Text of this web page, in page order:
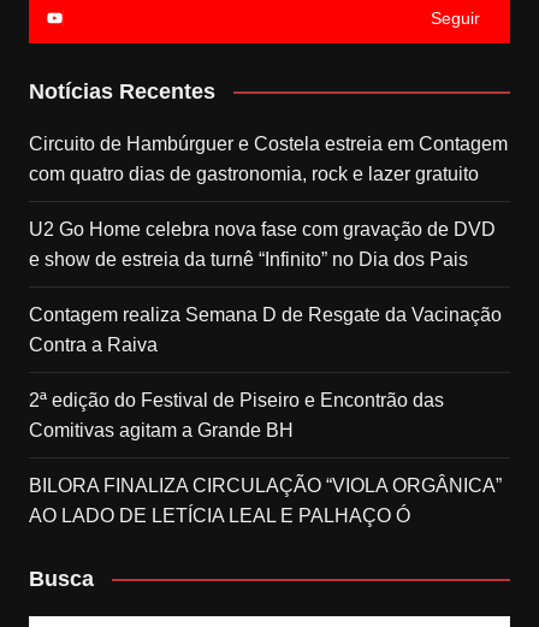
Seguir
Notícias Recentes
Circuito de Hambúrguer e Costela estreia em Contagem
com quatro dias de gastronomia, rock e lazer gratuito
U2 Go Home celebra nova fase com gravação de DVD
e show de estreia da turnê “Infinito” no Dia dos Pais
Contagem realiza Semana D de Resgate da Vacinação
Contra a Raiva
2ª edição do Festival de Piseiro e Encontrão das
Comitivas agitam a Grande BH
BILORA FINALIZA CIRCULAÇÃO “VIOLA ORGÂNICA”
AO LADO DE LETÍCIA LEAL E PALHAÇO Ó
Busca